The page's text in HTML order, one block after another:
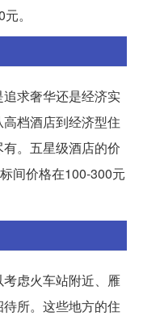
。
求奢华还是经济实
档酒店到经济型住
。五星级酒店的价
间价格在100-300元
虑火车站附近、雁
所。这些地方的住